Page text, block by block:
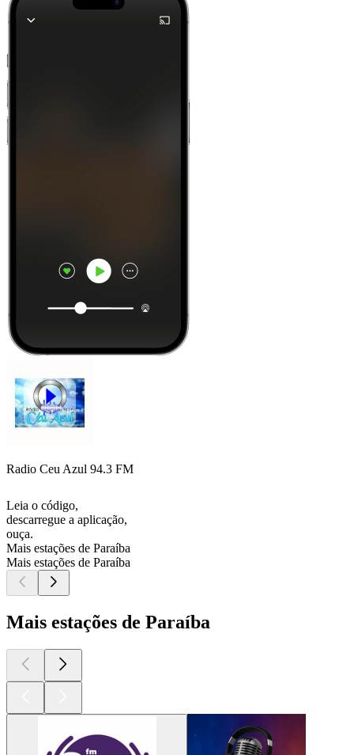
Radio Ceu Azul 94.3 FM
Leia o código,
descarregue a aplicação,
ouça.
Mais estações de Paraíba
Mais estações de Paraíba
Mais estações de Paraíba